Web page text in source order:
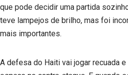
que pode decidir uma partida
teve lampejos de brilho, mas foi
mais importantes.
A defesa do Haiti vai jogar recuada